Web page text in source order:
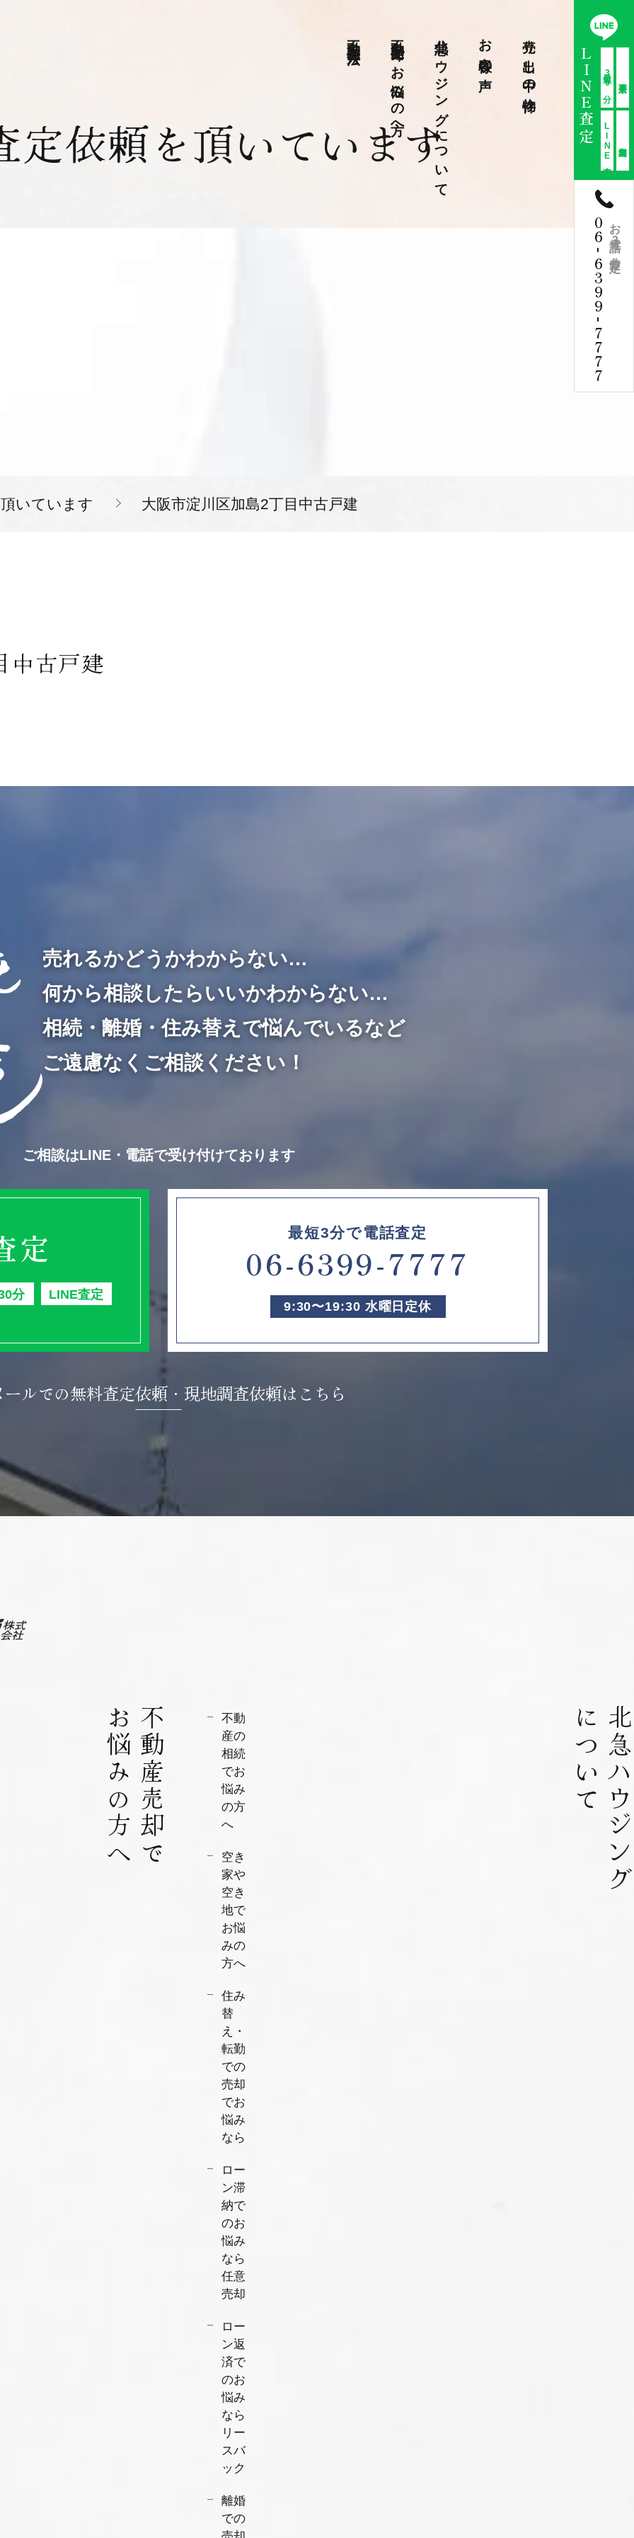
不動産売却でお悩みの方へ 北急ハウジングについて お客様の声 売り出し中の物件 LINE査定 最短30分
LINE査定
06
-
6399
-
7777
お電話3分査定
定依頼を頂いています
いています 大阪市淀川区加島2丁目中古戸建
中古戸建
売れるかどうかわからない…
何から相談したらいいかわからない…
相続・離婚・住み替えで悩んでいるなど
ご遠慮なくご相談ください！
ご相談はLINE・電話で受け付けております
定
分 LINE査定
最短3分で電話査定
06-6399-7777
9:30〜19:30 水曜日定休
ルでの無料査定依頼・ 現地調査依頼はこちら
不動産売却で
お悩みの方へ
不動
産の
相続
でお
悩み
の方
へ
空き
家や
空き
地で
お悩
みの
方へ
住み
替
え・
転勤
での
売却
でお
悩み
なら
ロー
ン滞
納で
のお
悩み
なら
任意
売却
ロー
ン返
済で
のお
悩み
なら
リー
スバ
ック
離婚
での
北急ハ
について